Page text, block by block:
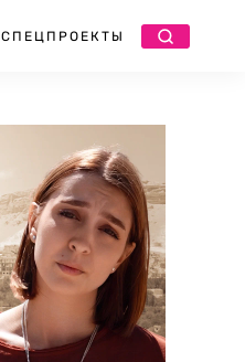
СПЕЦПРОЕКТЫ